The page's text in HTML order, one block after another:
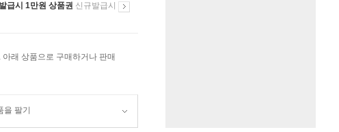
급시 1만원 상품권 신규발급시
래 상품으로 구매하거나 판매
을 팔기